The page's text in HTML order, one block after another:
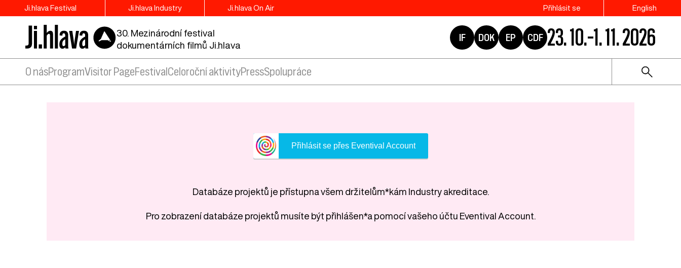
Ji.hlava Festival Ji.hlava Industry Ji.hlava On Air Přihlásit se English
30. Mezinárodní festival
dokumentárních filmů Ji.hlava
IF DOK EP CDF 23. 10.–1. 11. 2026
O násProgramVisitor PageFestival Celoroční aktivityPressSpolupráce
Přihlásit se přes Eventival Account
Databáze projektů je přístupna všem držitelům*kám Industry akreditace.
Pro zobrazení databáze projektů musíte být přihlášen*a pomocí vašeho účtu Eventival Account.